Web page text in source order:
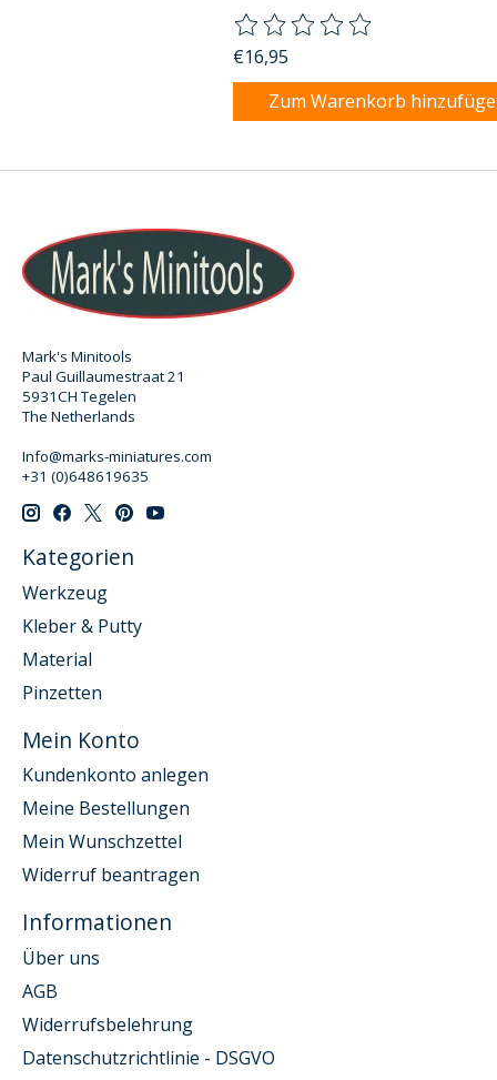
Die Bewertung dieses
€16,95
Zum Warenkorb
Mark's Minitools
Paul Guillaumestraat 21
5931CH Tegelen
The Netherlands
Info@marks-miniatures.com
+31 (0)648619635
Kategorien
Werkzeug
Kleber & Putty
Material
Pinzetten
Mein Konto
Kundenkonto anlegen
Meine Bestellungen
Mein Wunschzettel
Widerruf beantragen
Informationen
Über uns
AGB
Widerrufsbelehrung
Datenschutzrichtlinie - DSGVO